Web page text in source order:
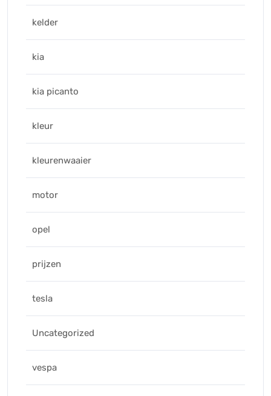
kelder
kia
kia picanto
kleur
kleurenwaaier
motor
opel
prijzen
tesla
Uncategorized
vespa